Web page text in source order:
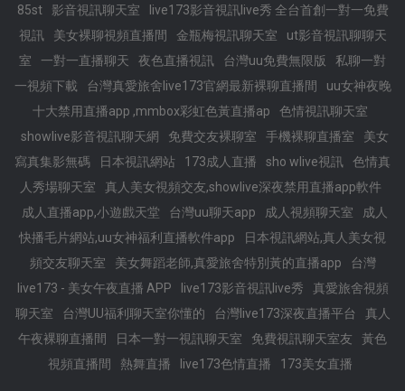
85st
影音視訊聊天室
live173影音視訊live秀 全台首創一對一免費
視訊
美女裸聊視頻直播間 金瓶梅視訊聊天室
ut影音視訊聊聊天
室
一對一直播聊天 夜色直播視訊 台灣uu免費無限版
私聊一對
一視頻下載
台灣真愛旅舍live173官網最新裸聊直播間
uu女神夜晚
十大禁用直播app ,mmbox彩虹色黃直播ap
色情視訊聊天室
showlive影音視訊聊天網
免費交友裸聊室 手機裸聊直播室
美女
寫真集影無碼
日本視訊網站 173成人直播 sho wlive視訊
色情真
人秀場聊天室
真人美女視頻交友,showlive深夜禁用直播app軟件
成人直播app,小遊戲天堂
台灣uu聊天app 成人視頻聊天室
成人
快播毛片網站,uu女神福利直播軟件app
日本視訊網站,真人美女視
頻交友聊天室
美女舞蹈老師,真愛旅舍特別黃的直播app
台灣
live173 - 美女午夜直播 APP
live173影音視訊live秀
真愛旅舍視頻
聊天室
台灣UU福利聊天室你懂的 台灣live173深夜直播平台
真人
午夜裸聊直播間
日本一對一視訊聊天室 免費視訊聊天室友
黃色
視頻直播間
熱舞直播 live173色情直播 173美女直播